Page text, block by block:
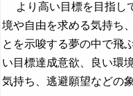
より高い目標を目指し
境や自由を求める気持ち
とを示唆する夢の中で飛
い目標達成意欲、良い環
気持ち、逃避願望などの